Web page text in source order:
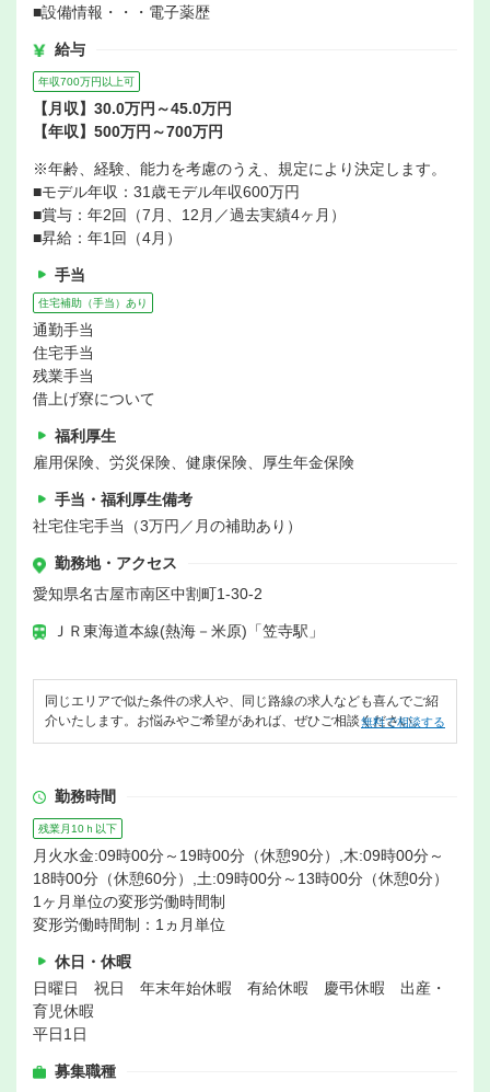
■設備情報・・・電子薬歴
給与
年収700万円以上可
【月収】30.0万円～45.0万円
【年収】500万円～700万円
※年齢、経験、能力を考慮のうえ、規定により決定します。
■モデル年収：31歳モデル年収600万円
■賞与：年2回（7月、12月／過去実績4ヶ月）
■昇給：年1回（4月）
手当
住宅補助（手当）あり
通勤手当
住宅手当
残業手当
借上げ寮について
福利厚生
雇用保険、労災保険、健康保険、厚生年金保険
手当・福利厚生備考
社宅住宅手当（3万円／月の補助あり）
勤務地・アクセス
愛知県名古屋市南区中割町1‐30-2
ＪＲ東海道本線(熱海－米原)「笠寺駅」
同じエリアで似た条件の求人や、同じ路線の求人なども喜んでご紹
介いたします。お悩みやご希望があれば、ぜひご相談ください。
無料で相談する
勤務時間
残業月10ｈ以下
月火水金:09時00分～19時00分（休憩90分）,木:09時00分～
18時00分（休憩60分）,土:09時00分～13時00分（休憩0分）
1ヶ月単位の変形労働時間制
変形労働時間制：1ヵ月単位
休日・休暇
日曜日 祝日 年末年始休暇 有給休暇 慶弔休暇 出産・
育児休暇
平日1日
募集職種